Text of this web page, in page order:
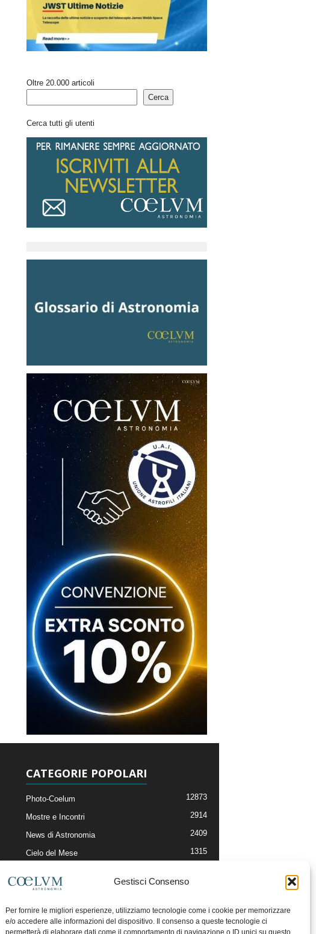
Gestisci Consenso
Per fornire le migliori esperienze, utilizziamo tecnologie come i cookie per memorizzare
e/o accedere alle informazioni del dispositivo. Il consenso a queste tecnologie ci
permetterà di elaborare dati come il comportamento di navigazione o ID unici su questo
Oltre 20.000 articoli
Cerca
Cerca tutti gli utenti
CATEGORIE POPOLARI
Photo-Coelum 12873
Mostre e Incontri 2914
News di Astronomia 2409
Cielo del Mese 1315
Articoli e Risorse On-Line
Il Blog della Redazione